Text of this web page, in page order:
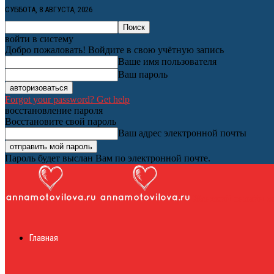
СУББОТА, 8 АВГУСТА, 2026
войти в систему
Добро пожаловать! Войдите в свою учётную запись
Ваше имя пользователя
Ваш пароль
Forgot your password? Get help
восстановление пароля
Восстановите свой пароль
Ваш адрес электронной почты
Пароль будет выслан Вам по электронной почте.
Главная